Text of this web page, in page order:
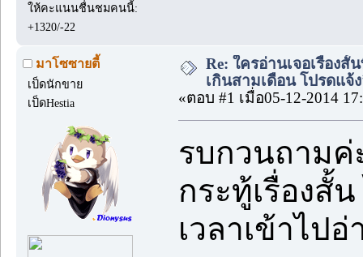
ให้คะแนนชื่นชมคนนี้:
+1320/-22
มาโซซายตี้
เป็ดนักขาย
เป็ดHestia
Re: ใครอ่านเจอเรื่อง
เกินสามเดือน โปรดแจ้
«ตอบ #1 เมื่อ05-12-2014
รบกวนถามค่
กระทู้เรื่องสั้
เวลาเข้าไป